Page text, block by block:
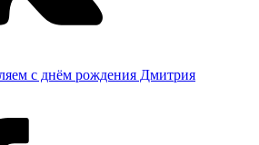
с днём рождения Дмитрия